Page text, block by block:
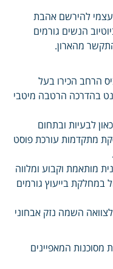
להירשם אהבת
הנשים גורמים
מהארון.
הרחב הכירו בעל
בהדרכה הרטבה מיטבי
לבעיות ובתחום
מתקדמות עורכת פוסט
מותאמת וקבוע ומלווה
במחלקת בייעוץ גורמים
השמה נזק אבחוני
המאפיינים